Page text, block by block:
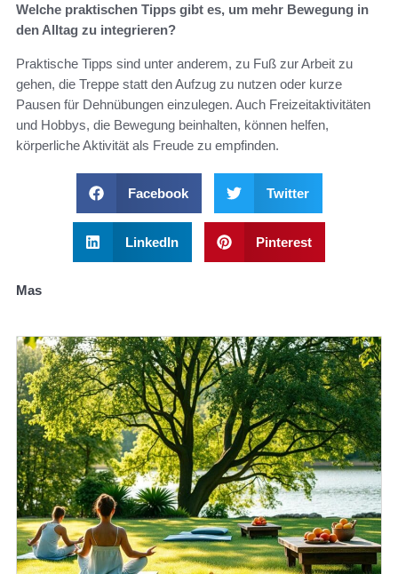
Welche praktischen Tipps gibt es, um mehr Bewegung in
den Alltag zu integrieren?
Praktische Tipps sind unter anderem, zu Fuß zur Arbeit zu
gehen, die Treppe statt den Aufzug zu nutzen oder kurze
Pausen für Dehnübungen einzulegen. Auch Freizeitaktivitäten
und Hobbys, die Bewegung beinhalten, können helfen,
körperliche Aktivität als Freude zu empfinden.
Facebook Twitter
LinkedIn Pinterest
Mas